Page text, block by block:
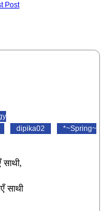
Post
dipika02
*~Spring~
साथी